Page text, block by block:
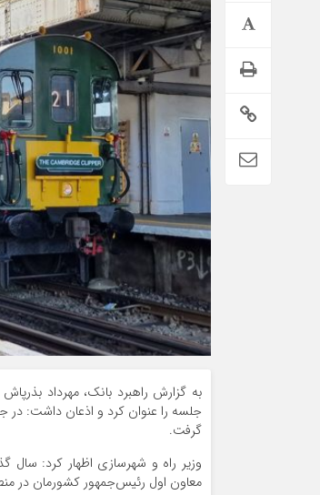
به گزارش راهبرد بانک، مهرداد
جلسه را عنوان کرد و اذعان داشت: در
گرفت.
معاون اول رئیس‌جمهور کشورمان در
تمدید خودکار بیمه سلامت دهک‌های اقتصادی ۱